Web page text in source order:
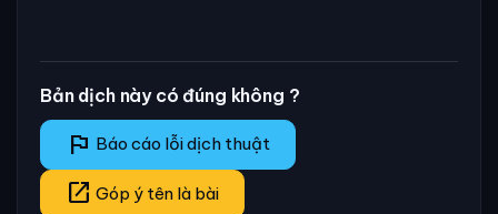
Bản dịch này có đúng không ?
flag Báo cáo lỗi dịch thuật
open_in_new Góp ý tên là bài